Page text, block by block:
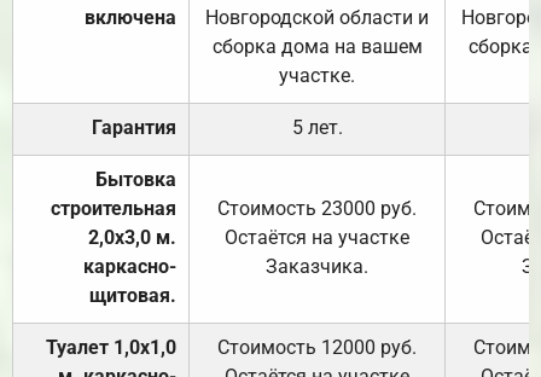
включена
Новгородской области и
сборка дома на вашем
участке.
Гарантия 5 лет.
Бытовка
строительная
2,0х3,0 м.
каркасно-
щитовая.
Стоимость 23000 руб.
Остаётся на участке
Заказчика.
Туалет 1,0х1,0
Стоимость 12000 руб.